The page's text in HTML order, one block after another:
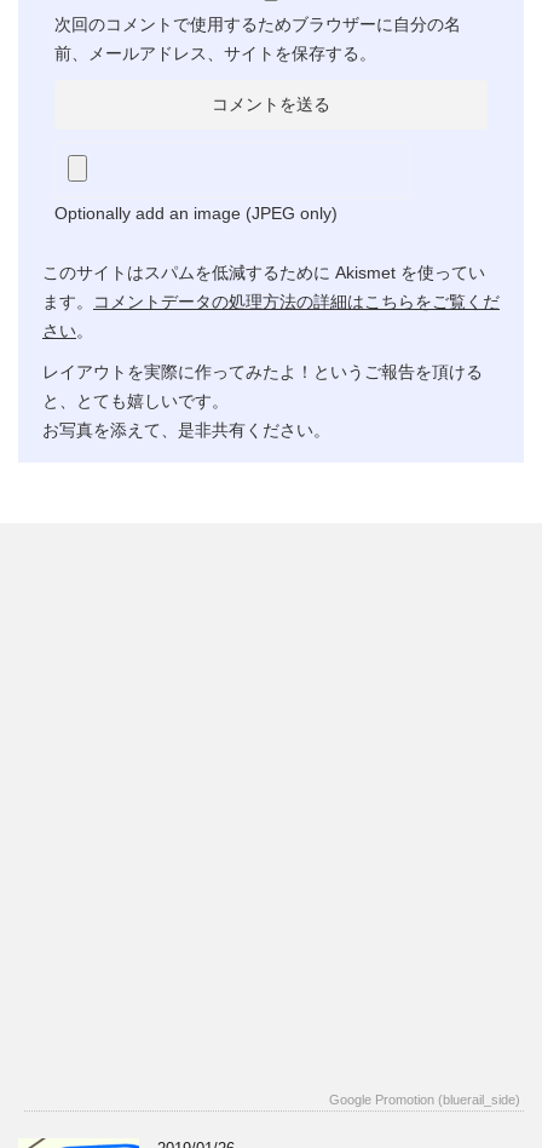
次回のコメントで使用するためブラウザーに自分の名
前、メールアドレス、サイトを保存する。
Optionally add an image (JPEG only)
このサイトはスパムを低減するために Akismet を使ってい
ます。
コメントデータの処理方法の詳細はこちらをご覧くだ
さい。
レイアウトを実際に作ってみたよ！というご報告を頂ける
と、とても嬉しいです。
お写真を添えて、是非共有ください。
Google Promotion (bluerail_side)